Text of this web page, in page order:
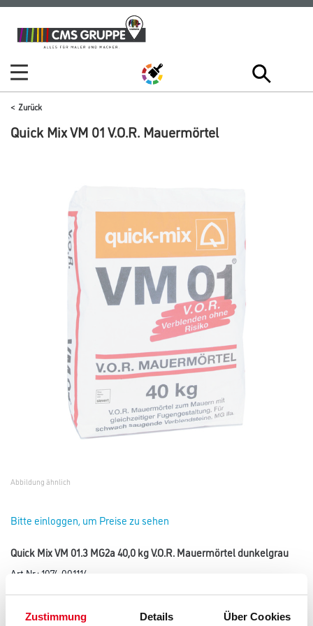
Zustimmung Details Über Cookies
Zum
Inhalt
Zum
Navigationsmenü
Zurück
Quick Mix VM 01 V.O.R. Mauermörtel
Abbildung ähnlich
Bitte einloggen, um Preise zu sehen
Quick Mix VM 01.3 MG2a 40,0 kg V.O.R. Mauermörtel dunkelgrau
Art-Nr.:1074-001114
V.O.R. Mauermörtel für schwach saugende Verblendsteine.
Farbtonbezeichnung